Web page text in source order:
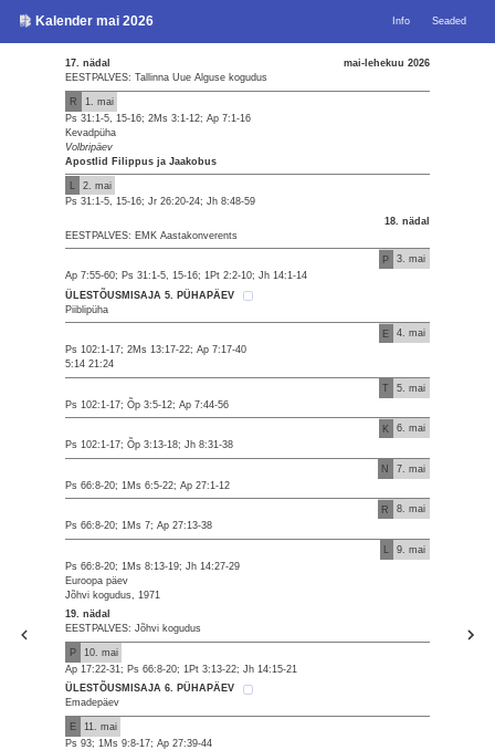
Kalender mai 2026 Info Seaded
17. nädal
mai-lehekuu 2026
EESTPALVES: Tallinna Uue Alguse kogudus
R
1. mai
Ps 31:1-5, 15-16; 2Ms 3:1-12; Ap 7:1-16
Kevadpüha
Volbripäev
Apostlid Filippus ja Jaakobus
L
2. mai
Ps 31:1-5, 15-16; Jr 26:20-24; Jh 8:48-59
18. nädal
EESTPALVES: EMK Aastakonverents
P
3. mai
Ap 7:55-60; Ps 31:1-5, 15-16; 1Pt 2:2-10; Jh 14:1-14
ÜLESTÕUSMISAJA 5. PÜHAPÄEV
Piiblipüha
E
4. mai
Ps 102:1-17; 2Ms 13:17-22; Ap 7:17-40
5:14 21:24
T
5. mai
Ps 102:1-17; Õp 3:5-12; Ap 7:44-56
K
6. mai
Ps 102:1-17; Õp 3:13-18; Jh 8:31-38
N
7. mai
Ps 66:8-20; 1Ms 6:5-22; Ap 27:1-12
R
8. mai
Ps 66:8-20; 1Ms 7; Ap 27:13-38
9. mai
Ps 66:8-20; 1Ms 8:13-19; Jh 14:27-29
Euroopa päev
Jõhvi kogudus, 1971
19. nädal
EESTPALVES: Jõhvi kogudus
P
10. mai
Ap 17:22-31; Ps 66:8-20; 1Pt 3:13-22; Jh 14:15-21
ÜLESTÕUSMISAJA 6. PÜHAPÄEV
Emadepäev
E
11. mai
Ps 93; 1Ms 9:8-17; Ap 27:39-44